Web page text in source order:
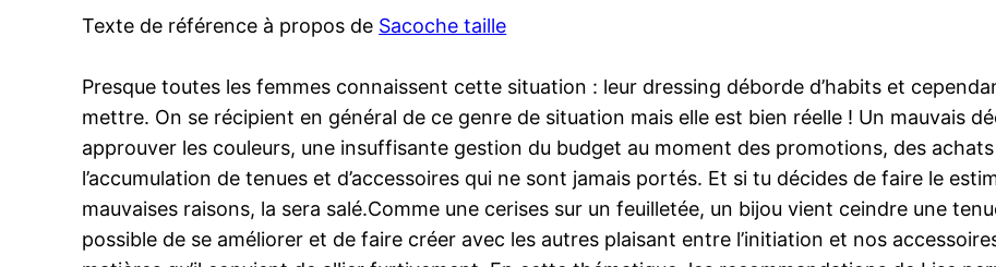
Texte de référence à propos de Sacoche taille
Presque toutes les femmes connaissent cette situation : leur dressing déborde d’habits et
mettre. On se récipient en général de ce genre de situation mais elle est bien réelle ! Un mauvais
approuver les couleurs, une insuffisante gestion du budget au moment des promotions, des
l’accumulation de tenues et d’accessoires qui ne sont jamais portés. Et si tu décides de faire le
mauvaises raisons, la sera salé.Comme une cerises sur un feuilletée, un bijou vient ceindre une
possible de se améliorer et de faire créer avec les autres plaisant entre l’initiation et nos